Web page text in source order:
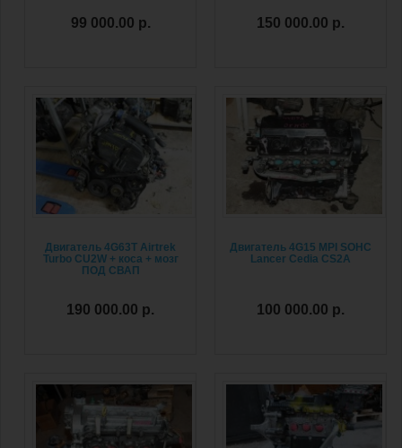
99 000.00 р. 150 000.00 р.
Двигатель 4G63T Airtrek
Turbo CU2W + коса + мозг
ПОД СВАП
190 000.00 р.
Двигатель 4G15 MPI SOHC
Lancer Cedia CS2A
100 000.00 р.